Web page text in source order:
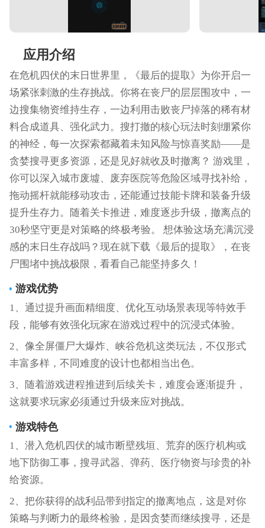
应用介绍
在危机四伏的末日世界里，《最后的提取》为你开启一
场紧张刺激的生存挑战。你将在丧尸的层层围攻中，一
边搜集物资维持生存，一边利用击败丧尸掉落的稀有材
料合成道具、强化武力。搜打撤的核心玩法时刻绷紧你
的神经，每一次探索都藏着未知风险与惊喜奖励——是
贪婪搜寻更多资源，还是见好就收及时撤离？ 游戏里，
你可以深入城市废墟、废弃医院等危险区域寻找补给，
拖动摇杆就能移动攻击，还能通过技能卡牌和装备升级
提升生存力。随着关卡推进，难度逐步升级，撤离点的
30秒坚守更是对策略的终极考验。 想体验这场充满沉浸
感的末日生存战吗？现在就下载《最后的提取》，在丧
尸围堵中挑战极限，看看自己能坚持多久！
游戏优势
1、通过提升画面精细度、优化互动场景表现等特效手
段，能够有效强化玩家在游戏过程中的沉浸式体验。
2、像全屏僵尸大爆炸、峡谷危机这类玩法，不仅形式
丰富多样，不同难度的设计也都相当出色。
3、随着游戏进程推进到后续关卡，难度会逐渐提升，
这就要求玩家必须通过升级来应对挑战。
游戏特色
1、潜入危机四伏的城市断壁残垣、荒弃的医疗机构或
地下防御工事，搜寻武器、弹药、医疗物资与珍贵的补
给资源。
2、把你获得的战利品带到指定的撤离地点，这是对你
策略与判断力的最终检验，是因贪婪而继续搜寻，还是